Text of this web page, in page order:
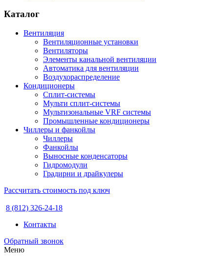
Каталог
Вентиляция
Вентиляционные установки
Вентиляторы
Элементы канальной вентиляции
Автоматика для вентиляции
Воздухораспределение
Кондиционеры
Сплит-системы
Мульти сплит-системы
Мультизональные VRF системы
Промышленные кондиционеры
Чиллеры и фанкойлы
Чиллеры
Фанкойлы
Выносные конденсаторы
Гидромодули
Градирни и драйкулеры
Рассчитать стоимость под ключ
8 (812) 326-24-18
Контакты
Обратный звонок
Меню